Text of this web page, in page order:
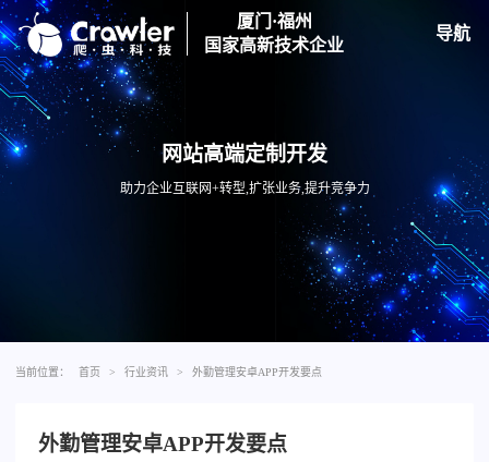
厦门·福州
国家高新技术企业
导航
网站高端定制开发
助力企业互联网+转型,扩张业务,提升竞争力
当前位置： 首页 > 行业资讯 > 外勤管理安卓APP开发要点
外勤管理安卓APP开发要点